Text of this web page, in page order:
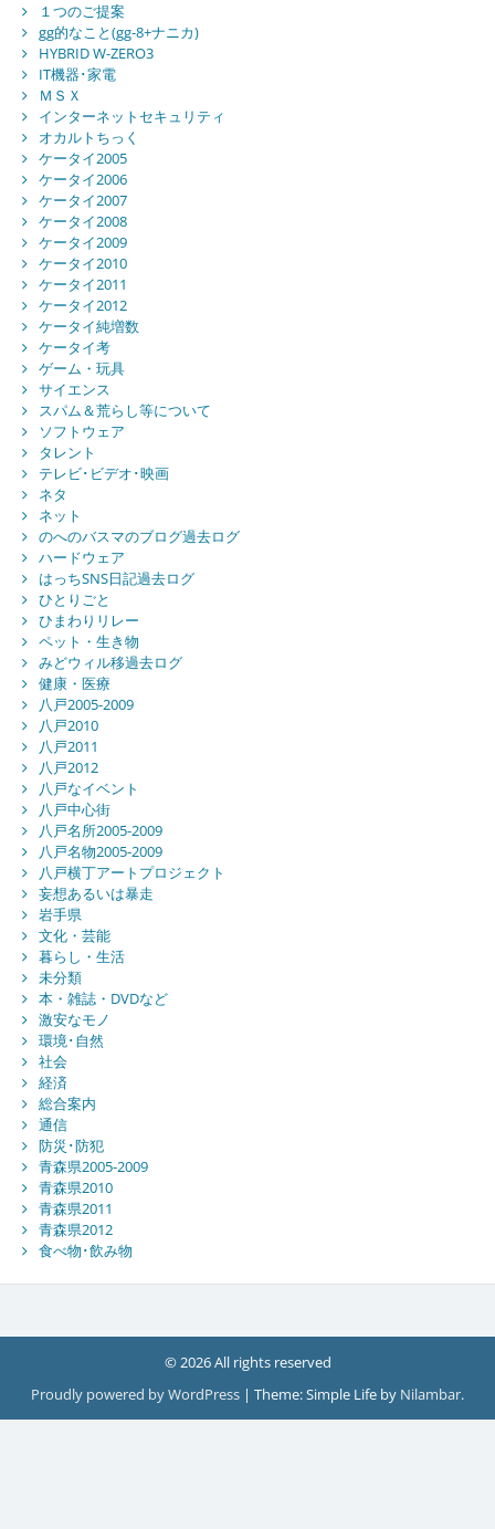
１つのご提案
gg的なこと(gg-8+ナニカ)
HYBRID W-ZERO3
IT機器･家電
ＭＳＸ
インターネットセキュリティ
オカルトちっく
ケータイ2005
ケータイ2006
ケータイ2007
ケータイ2008
ケータイ2009
ケータイ2010
ケータイ2011
ケータイ2012
ケータイ純増数
ケータイ考
ゲーム・玩具
サイエンス
スパム＆荒らし等について
ソフトウェア
タレント
テレビ･ビデオ･映画
ネタ
ネット
のへのバスマのブログ過去ログ
ハードウェア
はっちSNS日記過去ログ
ひとりごと
ひまわりリレー
ペット・生き物
みどウィル移過去ログ
健康・医療
八戸2005-2009
八戸2010
八戸2011
八戸2012
八戸なイベント
八戸中心街
八戸名所2005-2009
八戸名物2005-2009
八戸横丁アートプロジェクト
妄想あるいは暴走
岩手県
文化・芸能
暮らし・生活
未分類
本・雑誌・DVDなど
激安なモノ
環境･自然
社会
経済
総合案内
通信
防災･防犯
青森県2005-2009
青森県2010
青森県2011
青森県2012
食べ物･飲み物
© 2026 All rights reserved
Proudly powered by WordPress | Theme: Simple Life by Nilambar.